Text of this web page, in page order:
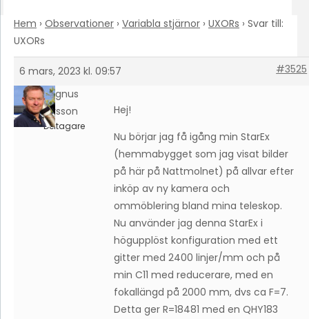
Hem › Observationer › Variabla stjärnor › UXORs › Svar till:
UXORs
6 mars, 2023 kl. 09:57
#3525
Magnus
Larsson
Deltagare
Hej!
Nu börjar jag få igång min StarEx
(hemmabygget som jag visat bilder
på här på Nattmolnet) på allvar efter
inköp av ny kamera och
ommöblering bland mina teleskop.
Nu använder jag denna StarEx i
högupplöst konfiguration med ett
gitter med 2400 linjer/mm och på
min C11 med reducerare, med en
fokallängd på 2000 mm, dvs ca F=7.
Detta ger R=18481 med en QHY183